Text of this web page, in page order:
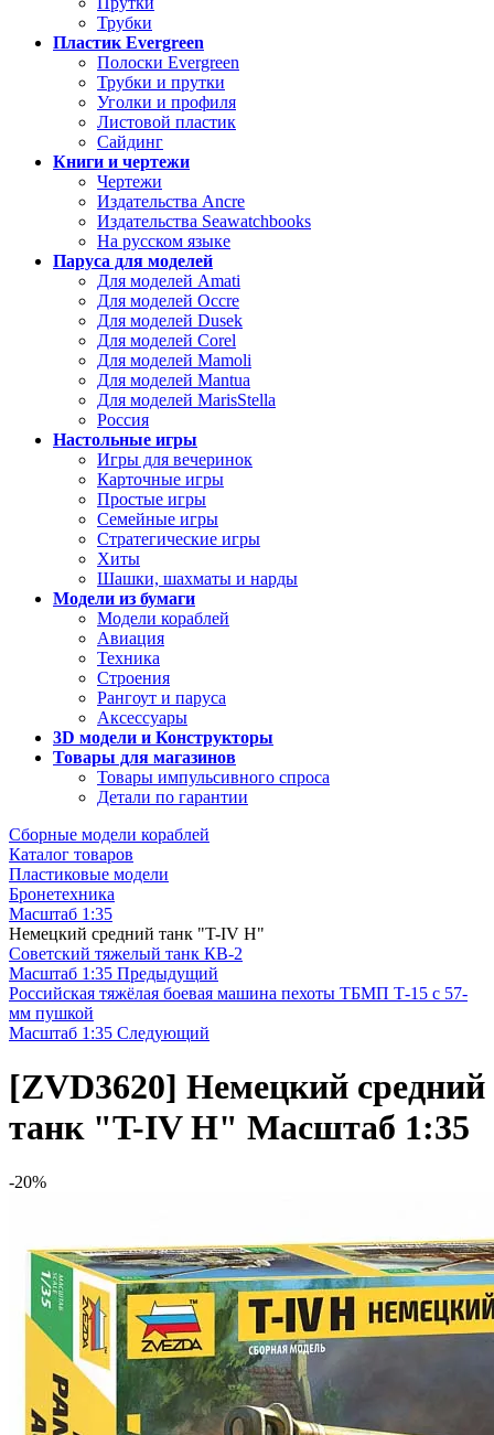
Трубки
Пластик Evergreen
Полоски Evergreen
Трубки и прутки
Уголки и профиля
Листовой пластик
Сайдинг
Книги и чертежи
Чертежи
Издательства Ancre
Издательства Seawatchbooks
На русском языке
Паруса для моделей
Для моделей Amati
Для моделей Occre
Для моделей Dusek
Для моделей Corel
Для моделей Mamoli
Для моделей Mantua
Для моделей MarisStella
Россия
Настольные игры
Игры для вечеринок
Карточные игры
Простые игры
Семейные игры
Стратегические игры
Хиты
Шашки, шахматы и нарды
Модели из бумаги
Модели кораблей
Авиация
Техника
Строения
Рангоут и паруса
Аксессуары
3D модели и Конструкторы
Товары для магазинов
Товары импульсивного спроса
Детали по гарантии
Сборные модели кораблей
Каталог товаров
Пластиковые модели
Бронетехника
Масштаб 1:35
Немецкий средний танк "T-IV H"
Советский тяжелый танк КВ-2
Масштаб 1:35 Предыдущий
Российская тяжёлая боевая машина пехоты ТБМП Т-15 с 57-
мм пушкой
Масштаб 1:35 Следующий
[ZVD3620] Немецкий средний
танк "T-IV H" Масштаб 1:35
-20%